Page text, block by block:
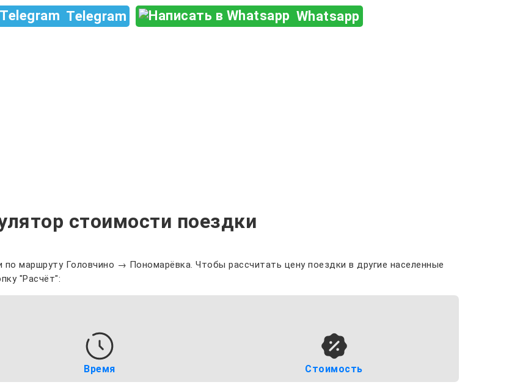
Telegram Whatsapp
стоимости поездки
маршруту Головчино → Пономарёвка. Чтобы рассчитать цену поездки в другие населенные
"Расчёт":
Время Стоимость